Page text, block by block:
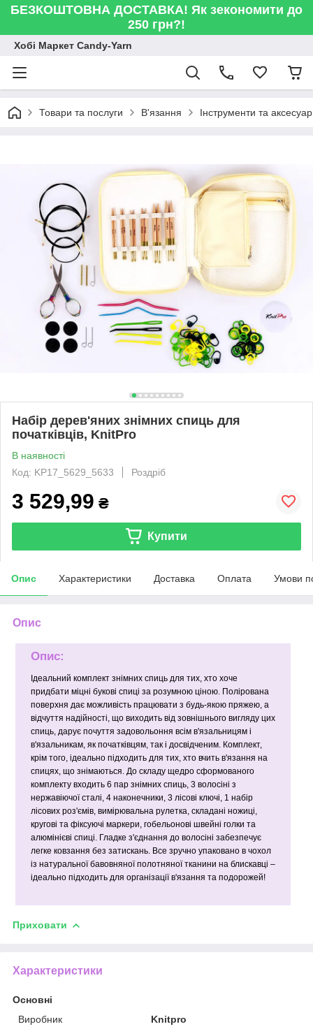
БЕЗКОШТОВНА ДОСТАВКА! Як зекономити до
250 грн?!
Хобі Маркет Candy-Yarn
Товари та послуги В'язання Інструменти та
Набір дерев'яних знімних спиць для
початківців, KnitPro
В наявності
Код: KP17_5629_5633
Роздріб
3 529,99 ₴
Купити
Опис Характеристики Доставка Оплата Умови
Опис
Опис:
Ідеальний комплект знімних спиць для тих, хто хоче
придбати міцні букові спиці за розумною ціною. Полірована
поверхня дає можливість працювати з будь-якою пряжею, а
відчуття надійності, що виходить від зовнішнього вигляду цих
спиць, дарує почуття задовольоння всім в'язальницям і
в'язальникам, як початківцям, так і досвідченим. Комплект,
крім того, ідеально підходить для тих, хто вчить в'язання на
спицях, що знімаються. До складу щедро сформованого
комплекту входить 6 пар знімних спиць, 3 волосіні з
нержавіючої сталі, 4 наконечники, 3 лісові ключі, 1 набір
лісових роз'ємів, вимірювальна рулетка, складані ножиці,
кругові та фіксуючі маркери, гобельонові швейні голки та
алюмінієві спиці. Гладке з'єднання до волосіні забезпечує
легке ковзання без затискань. Все зручно упаковано в чохол
із натуральної бавовняної полотняної тканини на блискавці –
ідеально підходить для організації в'язання та подорожей!
Приховати
Характеристики
Основні
Виробник
Knitpro